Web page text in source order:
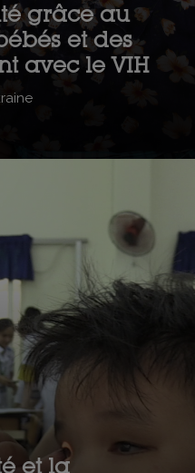
grâce au
et des
avec le VIH
et la